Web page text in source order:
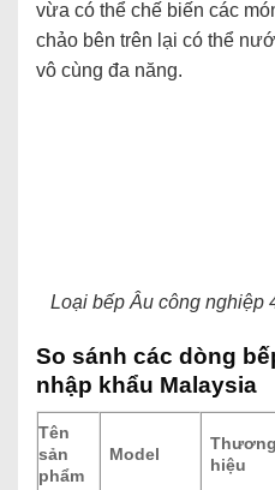
vừa có thể chế biến các
chảo bên trên lại có thể
vô cùng đa năng.
Loại bếp Âu công nghiệp
So sánh các dòng
nhập khẩu Malaysia
Tên
sản
phẩm
Model
Thương
hiệu